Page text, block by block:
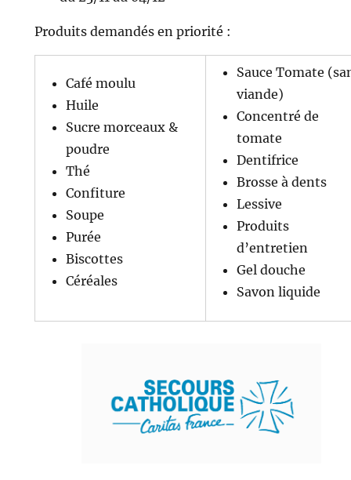
Produits demandés en priorité :
Café moulu
Huile
Sucre morceaux &
poudre
Thé
Confiture
Soupe
Purée
Biscottes
Céréales
Sauce Tomate
viande)
Concentré de
tomate
Dentifrice
Brosse à dents
Lessive
Produits
d’entretien
Gel douche
Savon liquide